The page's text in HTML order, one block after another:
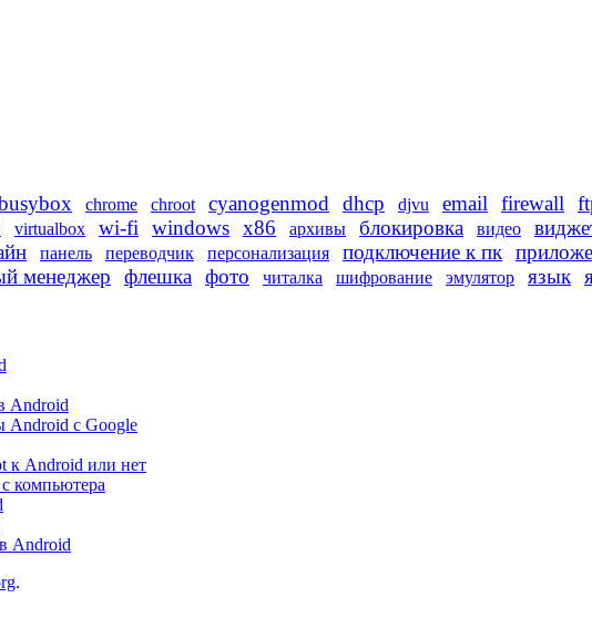
chrome chroot cyanogenmod dhcp djvu email firewall
virtualbox wi-fi windows x86 архивы блокировка видео
панель переводчик персонализация подключение к пк
менеджер флешка фото читалка шифрование эмулятор язык
Android
Android с Google
к Android или нет
компьютера
Android
.